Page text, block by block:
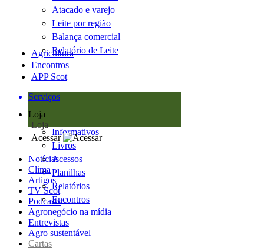
Atacado e varejo
Leite por região
Balança comercial
Relatório de Leite
Agricultura
Encontros
APP Scot
Serviços
Loja
Loja
Informativos
Livros
Acessos
Planilhas
Relatórios
Encontros
Acessar
Notícias
Clima
Artigos
TV Scot
Podcasts
Agronegócio na mídia
Entrevistas
Agro sustentável
Cartas